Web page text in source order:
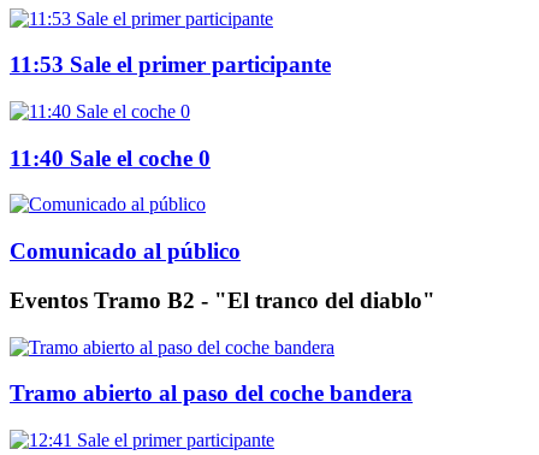
11:53 Sale el primer participante
11:40 Sale el coche 0
Comunicado al público
Eventos Tramo B2 - "El tranco del diablo"
Tramo abierto al paso del coche bandera